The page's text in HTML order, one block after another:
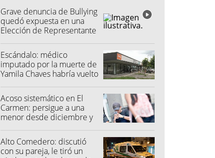
Grave denuncia de Bullying
quedó expuesta en una
Elección de Representante
Escándalo: médico
imputado por la muerte de
Yamila Chaves habría vuelto
Acoso sistemático en El
Carmen: persigue a una
menor desde diciembre y
Alto Comedero: discutió
con su pareja, le tiró un